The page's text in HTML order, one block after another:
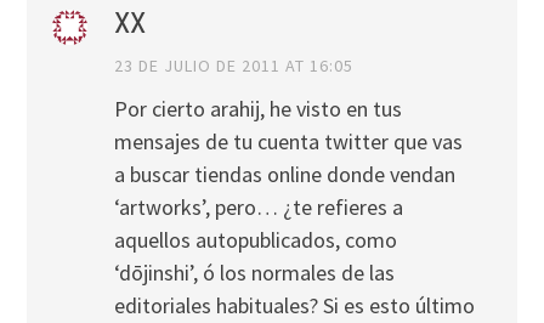
XX
23 DE JULIO DE 2011 AT 16:05
Por cierto arahij, he visto en tus
mensajes de tu cuenta twitter que vas
a buscar tiendas online donde vendan
‘artworks’, pero… ¿te refieres a
aquellos autopublicados, como
‘dōjinshi’, ó los normales de las
editoriales habituales? Si es esto último